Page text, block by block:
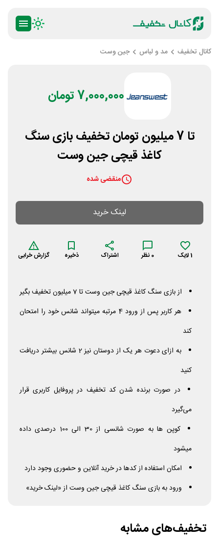
کانال تخفیف مد و لباس جین وست
7,000,000 تومان
تا 7 میلیون تومان تخفیف بازی سنگ
کاغذ قیچی جین وست
منقضی شده
لینک خرید
1لایک 0 نظر اشتراک ذخیره گزارش خرابی
از بازی سنگ کاغذ قیچی جین وست تا 7 میلیون تخفیف بگیر
هر کاربر پس از ورود 4 مرتبه میتواند شانس خود را امتحان
کند
به ازای دعوت هر یک از دوستان نیز 2 شانس بیشتر دریافت
کنید
در صورت برنده شدن کد تخفیف در پروفایل کاربری قرار
می‌گیرد
کوپن ها به صورت شانسی از 30 الی 100 درصدی داده
میشود
امکان استفاده از کدها در خرید آنلاین و حضوری وجود دارد
ورود به بازی سنگ کاغذ قیچی جین وست از «لینک خرید»
تخفیف‌های مشابه